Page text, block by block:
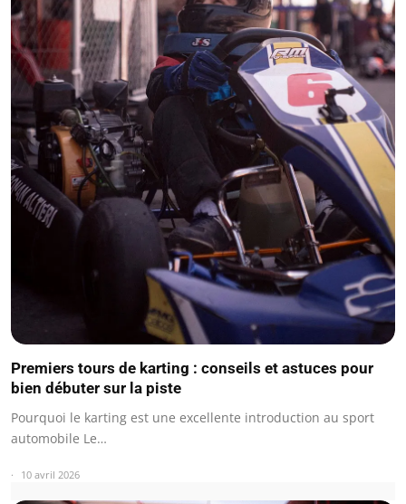
Premiers tours de karting : conseils et astuces pour
bien débuter sur la piste
Pourquoi le karting est une excellente introduction au sport
automobile Le…
10 avril 2026